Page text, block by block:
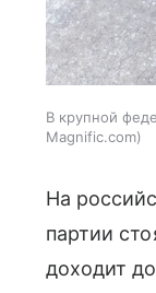
В крупной
Magnific.com
На
партии
доходит